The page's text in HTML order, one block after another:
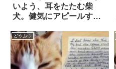
いよう、耳をたたむ柴
犬。健気にアピールする
どうぶつ